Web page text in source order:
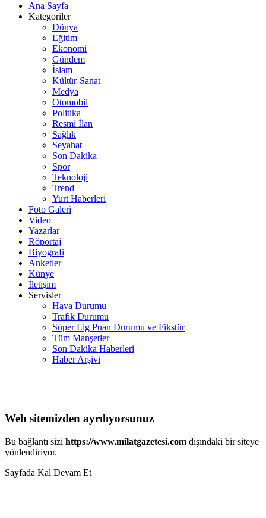
Ana Sayfa
Kategoriler
Dünya
Eğitim
Ekonomi
Gündem
İslam
Kültür-Sanat
Medya
Otomobil
Politika
Resmi İlan
Sağlık
Seyahat
Son Dakika
Spor
Teknoloji
Trend
Yurt Haberleri
Foto Galeri
Video
Yazarlar
Röportaj
Biyografi
Anketler
Künye
İletişim
Servisler
Hava Durumu
Trafik Durumu
Süper Lig Puan Durumu ve Fikstür
Tüm Manşetler
Son Dakika Haberleri
Haber Arşivi
Web sitemizden ayrılıyorsunuz
Bu bağlantı sizi https://www.milatgazetesi.com dışındaki bir siteye
yönlendiriyor.
Sayfada Kal Devam Et